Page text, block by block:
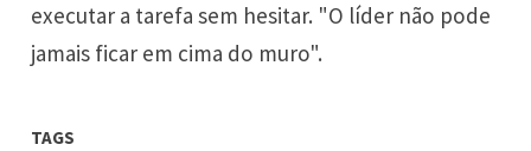
executar a tarefa sem hesitar. "O líder não pode
jamais ficar em cima do muro".
TAGS